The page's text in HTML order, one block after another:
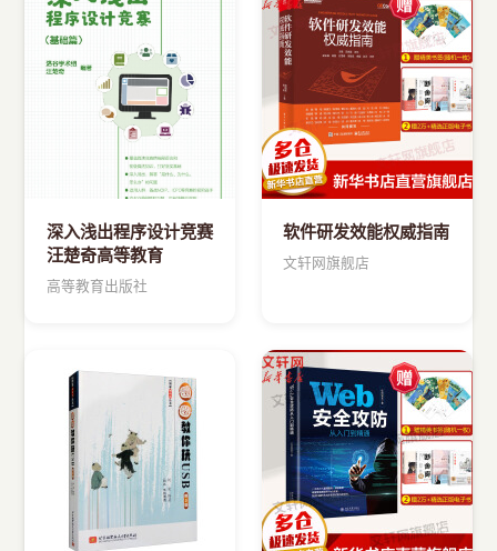
新兴语言
深入浅出程序设计竞赛
汪楚奇高等教育
高等教育出版社
软件研发效能权威指南
文轩网旗舰店